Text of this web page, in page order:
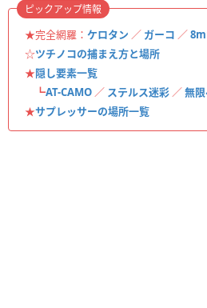
★完全網羅： ケロタン ／ ガーコ ／
☆ツチノコの捕まえ方と場所
★隠し要素一覧
┗AT-CAMO ／ ステルス迷彩 ／無
★サプレッサーの場所一覧
ピックアップ情報